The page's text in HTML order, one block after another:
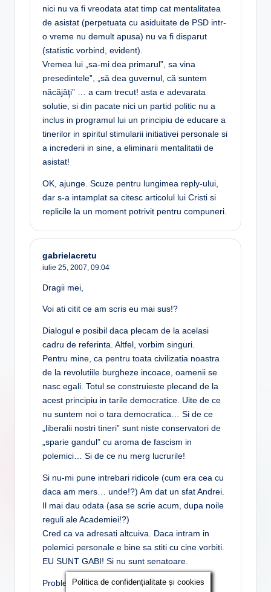
nici nu va fi vreodata atat timp cat mentalitatea
de asistat (perpetuata cu asiduitate de PSD intr-
o vreme nu demult apusa) nu va fi disparut
(statistic vorbind, evident).
Vremea lui „sa-mi dea primarul”, sa vina
presedintele”, „să dea guvernul, că suntem
năcăjâţi” … a cam trecut! asta e adevarata
solutie, si din pacate nici un partid politic nu a
inclus in programul lui un principiu de educare a
tinerilor in spiritul stimularii initiativei personale si
a increderii in sine, a eliminarii mentalitatii de
asistat!
OK, ajunge. Scuze pentru lungimea reply-ului,
dar s-a intamplat sa citesc articolul lui Cristi si
replicile la un moment potrivit pentru compuneri.
gabrielacretu
iulie 25, 2007, 09:04
Dragii mei,
Voi ati citit ce am scris eu mai sus!?
Dialogul e posibil daca plecam de la acelasi
cadru de referinta. Altfel, vorbim singuri.
Pentru mine, ca pentru toata civilizatia noastra
de la revolutiile burgheze incoace, oamenii se
nasc egali. Totul se construieste plecand de la
acest principiu in tarile democratice. Uite de ce
nu suntem noi o tara democratica… Si de ce
„liberalii nostri tineri” sunt niste conservatori de
„sparie gandul” cu aroma de fascism in
polemici… Si de ce nu merg lucrurile!
Si nu-mi pune intrebari ridicole (cum era cea cu
daca am mers… unde!?) Am dat un sfat Andrei.
Il mai dau odata (asa se scrie acum, dupa noile
reguli ale Academiei!?)
Cred ca va adresati altcuiva. Daca intram in
polemici personale e bine sa stiti cu cine vorbiti.
EU SUNT GABI! Si nu sunt senatoare.
Problema este mai grava cu Cristi, ca el stie
Politica de confidențialitate și cookies